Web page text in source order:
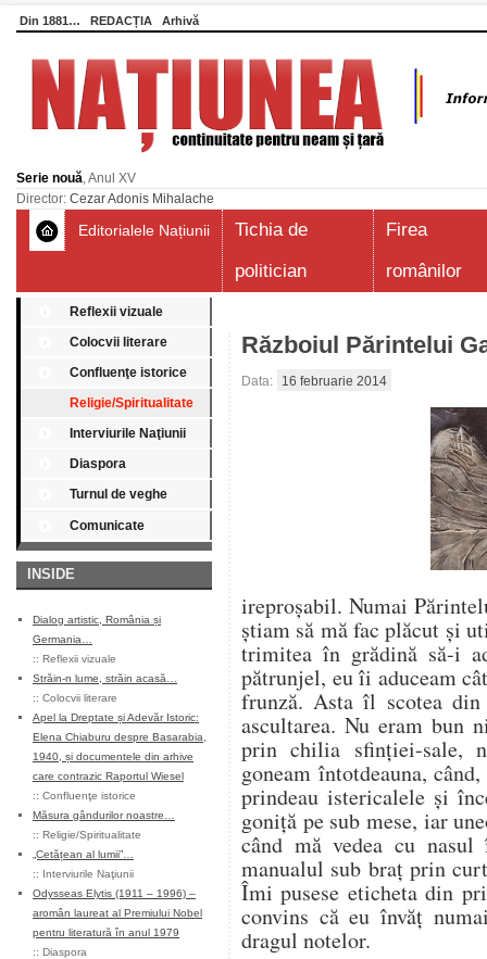
Din 1881… REDACȚIA Arhivă
Serie nouă, Anul XV
Director: Cezar Adonis Mihalache
Editorialele Națiunii
Tichia de
politician
Firea
românilor
Reflexii vizuale
Colocvii literare
Confluenţe istorice
Religie/Spiritualitate
Interviurile Naţiunii
Diaspora
Turnul de veghe
Comunicate
INSIDE
Dialog artistic, România și
Germania…
:: Reflexii vizuale
Străin-n lume, străin acasă…
:: Colocvii literare
Apel la Dreptate și Adevăr Istoric:
Elena Chiaburu despre Basarabia,
1940, și documentele din arhive
care contrazic Raportul Wiesel
:: Confluenţe istorice
Măsura gândurilor noastre…
:: Religie/Spiritualitate
„Cetățean al lumii”…
:: Interviurile Naţiunii
Odysseas Elytis (1911 – 1996) –
aromân laureat al Premiului Nobel
pentru literatură în anul 1979
:: Diaspora
Războiul Părintelui
Data: 16 februarie 2014
ireproșabil. Numai
știam să mă fac plăcut și
trimitea în grădină să-i
pătrunjel, eu îi aduceam
frunză. Asta îl scotea
ascultarea. Nu eram bun
prin chilia sfinției-sale,
goneam întotdeauna,
prindeau istericalele și
goniță pe sub mese, iar
când mă vedea cu
manualul sub braț prin
Îmi pusese eticheta din
convins că eu învăț
dragul notelor.